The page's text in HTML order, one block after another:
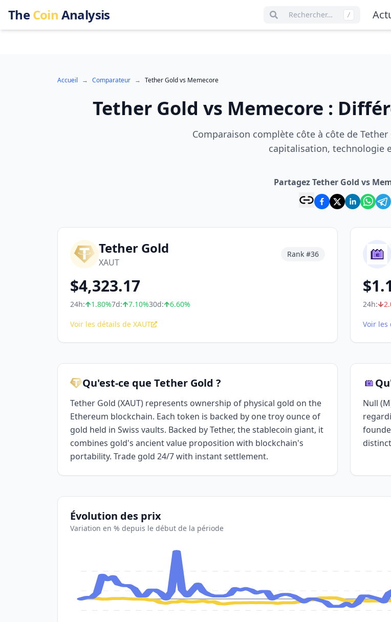
TheCoin Analysis Rechercher… /
Accueil → Comparateur → Tether Goldvs Memecore
Tether Gold vs Memecore :
Comparaison complète côte à côte de
capitalisation, technologie
Partagez Tether Gold vs
Tether Gold
XAUT
Rank #36
$4,323.17
24h: 1.80%7d: 7.10%30d: 6.60%
Voir les détails de XAUT
$
24h:
Voir les
Qu'est-ce que Tether Gold ?
Tether Gold (XAUT) represents ownership of physical gold on the
Ethereum blockchain. Each token is backed by one troy ounce of
gold held in Swiss vaults. Backed by Tether, the stablecoin giant, it
combines gold's ancient value proposition with blockchain's
portability. Trade gold 24/7 with instant settlement.
Null
Évolution des prix
Variation en % depuis le début de la période